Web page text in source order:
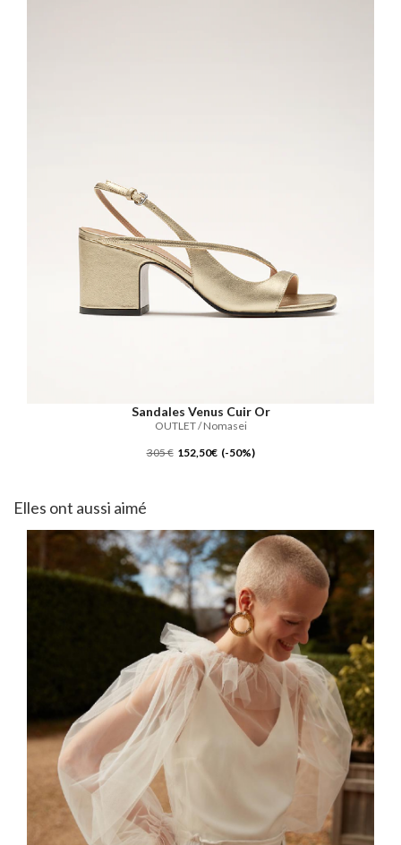
Sandales Venus Cuir Or
OUTLET / Nomasei
305 € 152,50€ (-50%)
Elles ont aussi aimé